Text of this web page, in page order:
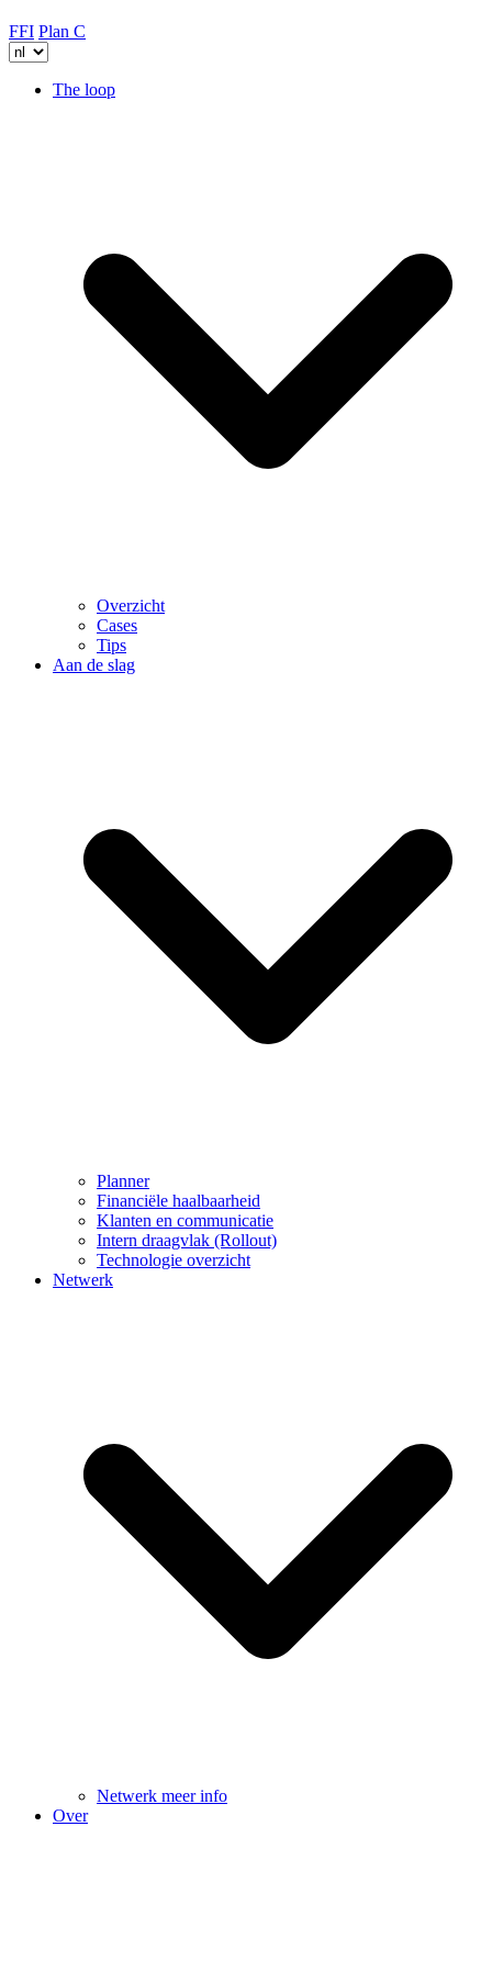
FFI Plan C
The loop
Overzicht
Cases
Tips
Aan de slag
Planner
Financiële haalbaarheid
Klanten en communicatie
Intern draagvlak (Rollout)
Technologie overzicht
Netwerk
Netwerk meer info
Over